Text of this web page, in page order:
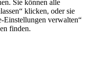
Sie können alle
klicken, oder sie
Einstellungen verwalten“
finden.